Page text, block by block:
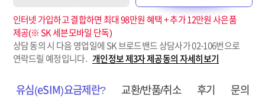
인터넷 가입하고 결합하면 최대 98만원 혜택 + 추가 12만원 사은품
제공(※ SK 세븐모바일 단독)
상담 동의 시 다음 영업일에 SK 브로드밴드 상담사가 02-106번으로
연락드릴 예정입니다.
개인정보 제3자 제공동의 자세히보기
유심(eSIM)요금제란? 교환/반품/취소 후기 문의